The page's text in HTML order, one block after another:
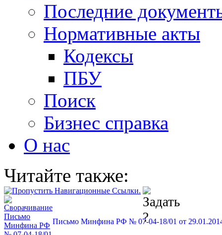
Последние
Нормативные акты
Кодексы
ПБУ
Поиск
Бизнес справка
О нас
Читайте также:
Письмо Минфина РФ № 07-04-18/01 от